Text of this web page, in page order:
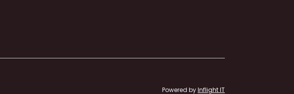
Powered byInflight IT